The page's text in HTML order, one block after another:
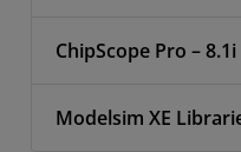
ChipScope Pro – 8.1i
Modelsim XE